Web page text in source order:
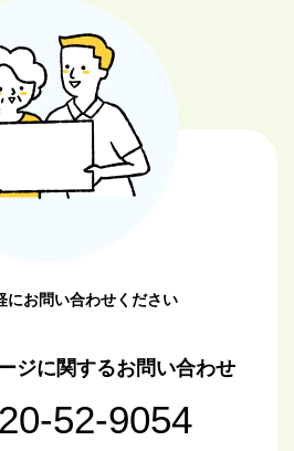
にお問い合わせください
ジに関するお問い合わせ
52-9054